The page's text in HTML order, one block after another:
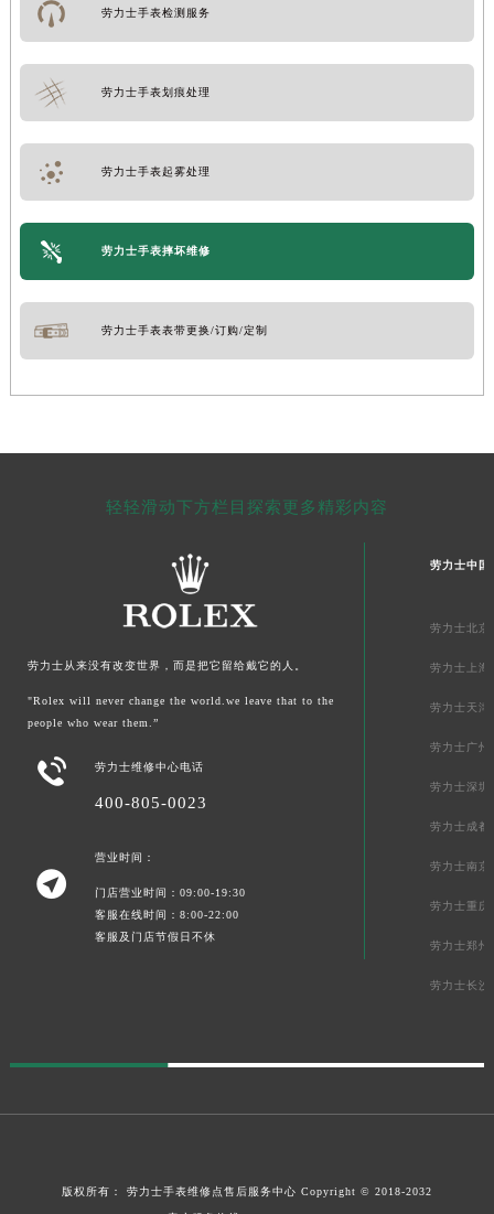
劳力士手表检测服务
劳力士手表划痕处理
劳力士手表起雾处理
劳力士手表摔坏维修
劳力士手表表带更换/订购/定制
轻轻滑动下方栏目探索更多精彩内容
劳力士从来没有改变世界，而是把它留给戴它的人。
"Rolex will never change the world.we leave that to the
people who wear them.”
 劳力士维修中心电话
400-805-0023

营业时间：
门店营业时间：09:00-19:30
客服在线时间：8:00-22:00
客服及门店节假日不休
劳力士中国
劳力士北京
劳力士上海
劳力士天津
劳力士广州
劳力士深圳
劳力士成都
劳力士南京
劳力士重庆
劳力士郑州
劳力士长沙
版权所有： 劳力士手表维修点售后服务中心 Copyright © 2018-2032